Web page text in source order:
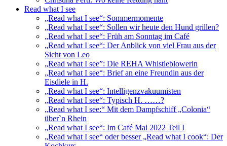
Read what I see
„Read what I see“: Sommermomente
„Read what I see“: Sollen wir heute den Hund grillen?
„Read what I see“: Früh am Sonntag im Café
„Read what I see“: Der Anblick von viel Frau aus der
Sicht von Leo
„Read what I see”: Die REHA Whistleblowerin
„Read what I see“: Brief an eine Freundin aus der
Eisdiele in H.
„Read what I see“: Intelligenzvakuumisten
„Read what I see“: Typisch H. ……?
„Read what I see:“ Mit dem Dampfschiff „Colonia“
über`n Rhein
„Read what I see“: Im Café Mai 2022 Teil I
„Read what I see“ oder besser „Read what I cook“: Der